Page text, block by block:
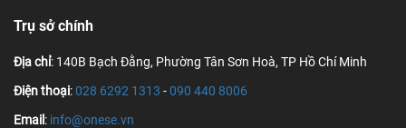
Trụ sở chính
Địa chỉ: 140B Bạch Đằng, Phường Tân Sơn Hoà, TP Hồ Chí Minh
Điện thoại:028 6292 1313 -090 440 8006
Email : info@onese.vn